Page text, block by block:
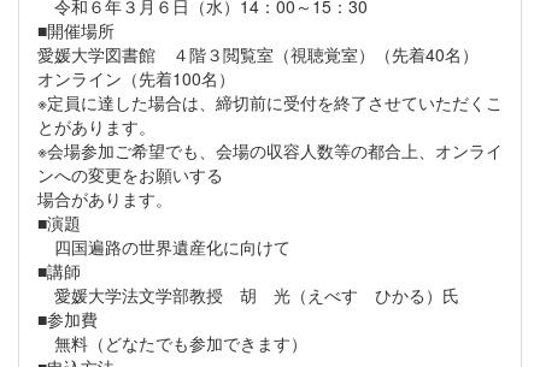
令和６年３月６日（水）14：00～15：30
■開催場所
愛媛大学図書館 ４階３閲覧室（視聴覚室）（先着40名）
オンライン（先着100名）
※定員に達した場合は、締切前に受付を終了させていただくこ
とがあります。
※会場参加ご希望でも、会場の収容人数等の都合上、オンライ
ンへの変更をお願いする
場合があります。
■演題
四国遍路の世界遺産化に向けて
■講師
愛媛大学法文学部教授 胡 光（えべす ひかる）氏
■参加費
無料（どなたでも参加できます）